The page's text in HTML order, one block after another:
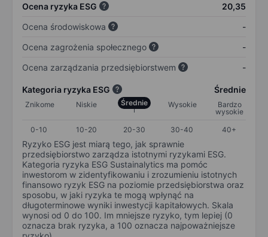
Ocena ryzyka ESG
20,35
Ocena środowiskowa
-
Ocena zagrożenia społecznego
-
Ocena zarządzania przedsiębiorstwem
-
Kategoria ryzyka ESG Średnie
Znikome Niskie Średnie Wysokie
Bardzo
wysokie
0-10
10-20 20-30 30-40 40+
Ryzyko ESG jest miarą tego, jak sprawnie
przedsiębiorstwo zarządza istotnymi ryzykami ESG.
Kategoria ryzyka ESG Sustainalytics ma pomóc
inwestorom w zidentyfikowaniu i zrozumieniu istotnych
finansowo ryzyk ESG na poziomie przedsiębiorstwa oraz
sposobu, w jaki ryzyka te mogą wpłynąć na
długoterminowe wyniki inwestycji kapitałowych. Skala
wynosi od 0 do 100. Im mniejsze ryzyko, tym lepiej (0
oznacza brak ryzyka, a 100 oznacza najpoważniejsze